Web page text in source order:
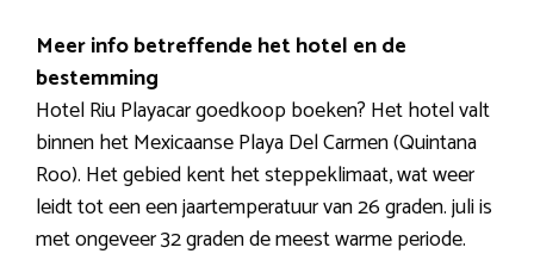
Meer info betreffende het hotel en de
bestemming
Hotel Riu Playacar goedkoop boeken? Het hotel valt
binnen het Mexicaanse Playa Del Carmen (Quintana
Roo). Het gebied kent het steppeklimaat, wat weer
leidt tot een een jaartemperatuur van 26 graden. juli is
met ongeveer 32 graden de meest warme periode.